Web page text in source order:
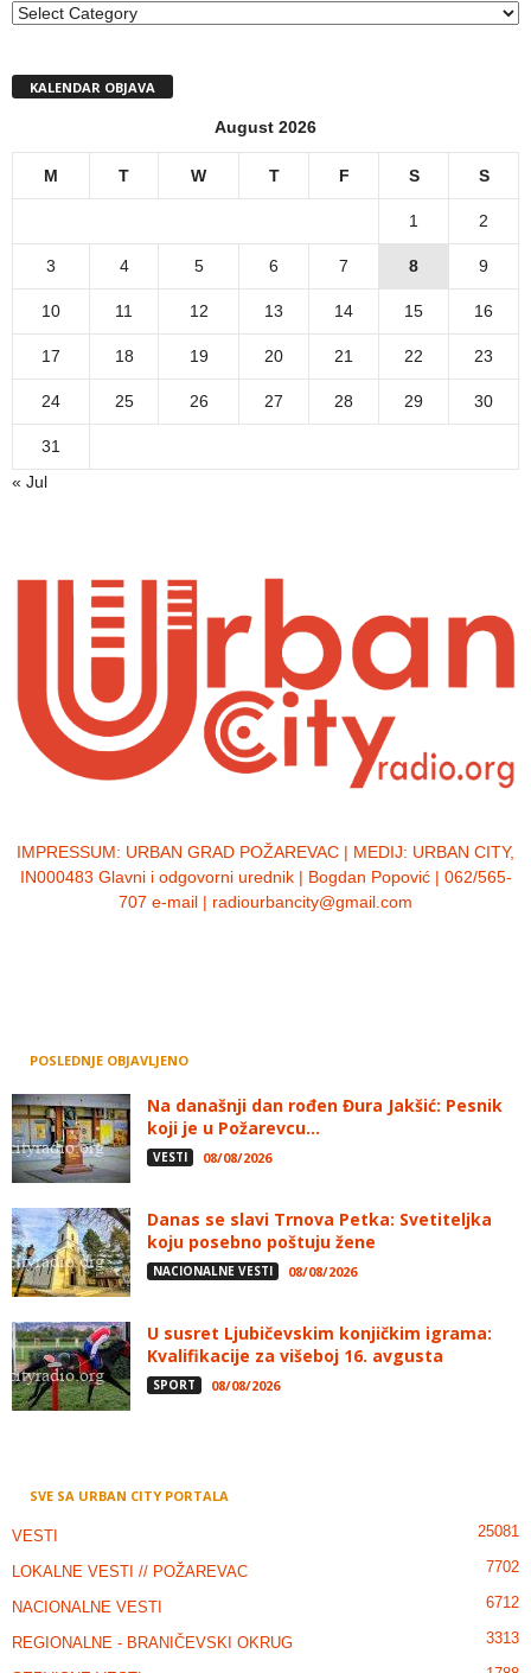
MENI
KALENDAR OBJAVA
August 2026
M T W T F S S
1 2
3 4 5 6 7 8 9
10 11 12 13 14 15 16
17 18 19 20 21 22 23
24 25 26 27 28 29 30
31
« Jul
IMPRESSUM: URBAN GRAD POŽAREVAC | MEDIJ: URBAN CITY,
IN000483 Glavni i odgovorni urednik | Bogdan Popović | 062/565-
707 e-mail | radiourbancity@gmail.com
POSLEDNJE OBJAVLJENO
Na današnji dan rođen Đura Jakšić: Pesnik
koji je u Požarevcu...
VESTI 08/08/2026
Danas se slavi Trnova Petka: Svetiteljka
koju posebno poštuju žene
NACIONALNE VESTI 08/08/2026
U susret Ljubičevskim konjičkim igrama:
Kvalifikacije za višeboj 16. avgusta
SPORT 08/08/2026
SVE SA URBAN CITY PORTALA
VESTI 25081
LOKALNE VESTI // POŽAREVAC 7702
NACIONALNE VESTI 6712
REGIONALNE - BRANIČEVSKI OKRUG 3313